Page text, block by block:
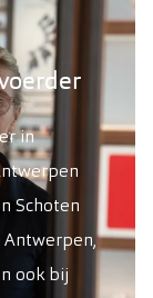
in
Schoten
ook bij